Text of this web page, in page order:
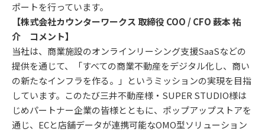
ポートを行っています。
【株式会社カウンターワークス 取締役 COO / CFO 薮本 祐
介 コメント】
当社は、商業施設のオンラインリーシング支援SaaSなどの
提供を通じて、「すべての商業不動産をデジタル化し、商い
の新たなインフラを作る。」というミッションの実現を目指
しています。このたび三井不動産様・SUPER STUDIO様は
じめパートナー企業の皆様とともに、ポップアップストアを
通じ、ECと店舗データが連携可能なOMO型ソリューション